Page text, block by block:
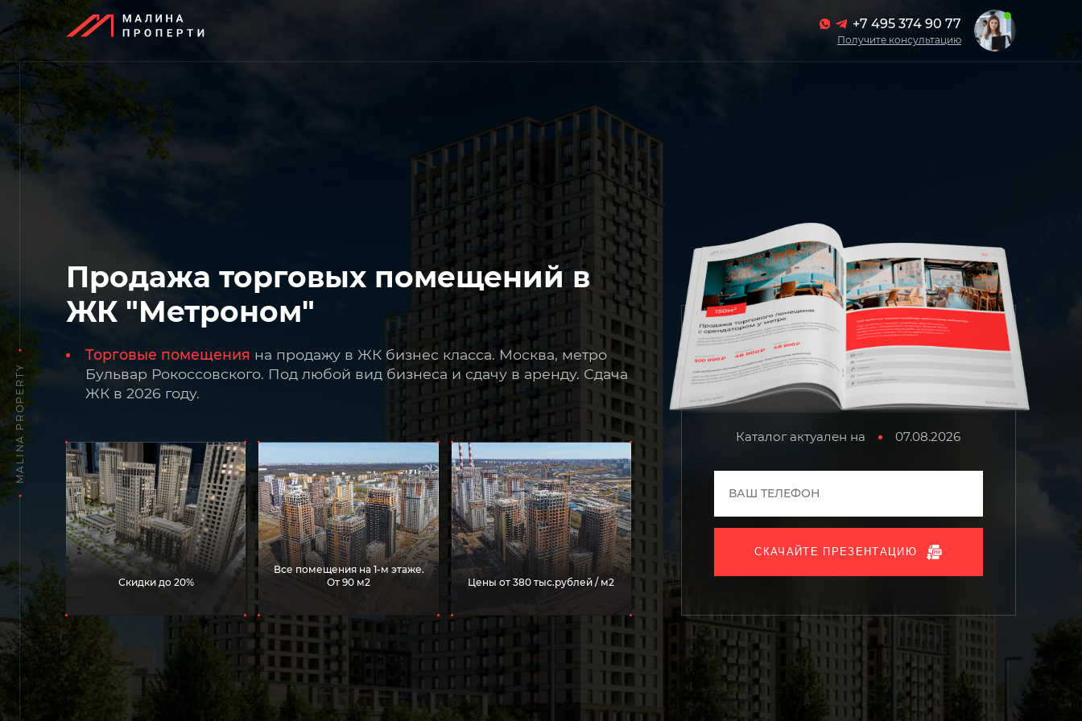
+7 495 374 90 77
Получите консультацию
MALINA PROPERTY
Продажа торговых помещений в
ЖК "Метроном"
Торговые помещения на продажу в ЖК бизнес класса. Москва, метро
Бульвар Рокоссовского. Под любой вид бизнеса и сдачу в аренду. Сдача
ЖК в 2026 году.
Скидки до 20%
Все помещения на 1-м этаже.
От 90 м2
Цены от 380 тыс.рублей / м2
Каталог актуален на 07.08.2026
СКАЧАЙТЕ ПРЕЗЕНТАЦИЮ